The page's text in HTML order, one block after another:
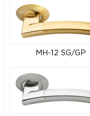
MH-12 SG/GP